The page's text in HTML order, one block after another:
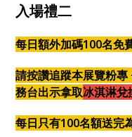
入場禮二
每日額外加碼100名免
請按讚追蹤本展覽粉
務台出示拿取冰淇淋兌
每日只有100名額送完